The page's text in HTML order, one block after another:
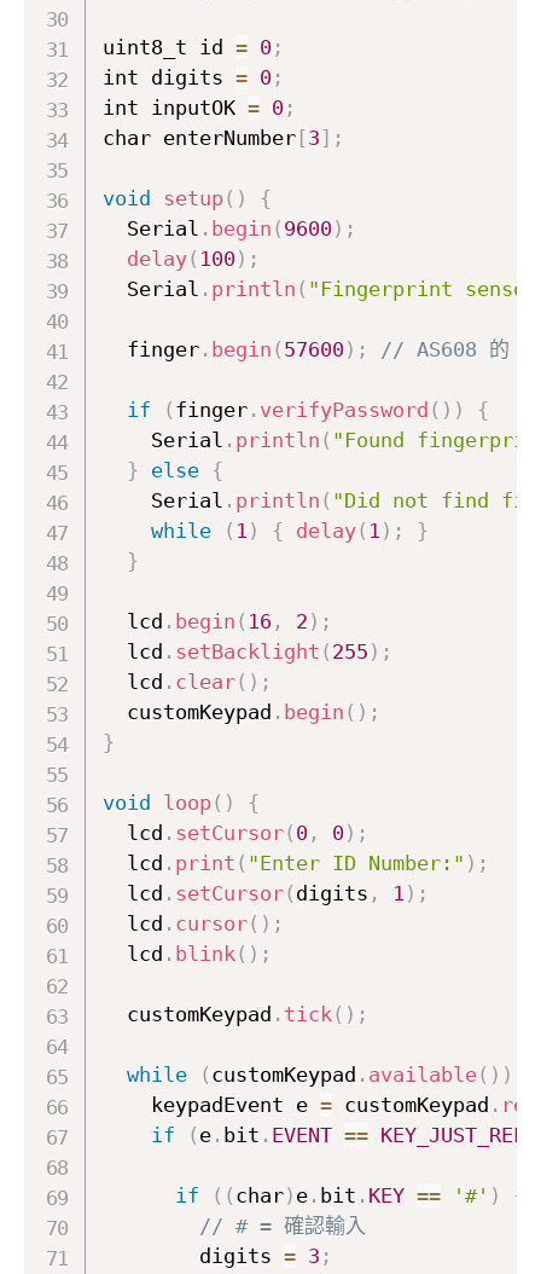
uint8_t id = 0;
int digits = 0;
int inputOK = 0;
char enterNumber[3 ] ;
void setup( )
{
  Serial
. begin ( 9600) ;
delay( 100) ;
  Serial
. println ( "Fingerprint
  finger
. begin ( 57600) ; // AS608 的
if ( finger. verifyPassword ( ) )
{
    Serial
. println ( "Found
} else
{
    Serial
. println ( "Did not find
while
( 1 ) { delay( 1 ) ;
}
}
  lcd
. begin ( 16 , 2 ) ;
  lcd
. setBacklight ( 255 ) ;
  lcd
. clear( ) ;
  customKeypad
. begin ( ) ;
}
void loop( )
{
  lcd
. setCursor( 0, 0) ;
  lcd
. print ( "Enter ID Number:" ) ;
  lcd
. setCursor( digits , 1 ) ;
  lcd
. cursor( ) ;
  lcd
. blink ( ) ;
  customKeypad
. tick ( ) ;
while ( customKeypad . available( ) )
    keypadEvent e
= customKeypad .
if
( e. bit . EVENT ==
if ( ( char) e. bit . KEY == '#' )
{
// # = 確認輸入
        digits
= 3 ;